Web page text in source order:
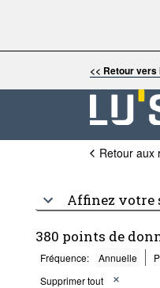
<< Retour
Retour aux
Affinez votre
380 points de
Fréquence: Annuelle
Supprimer tout